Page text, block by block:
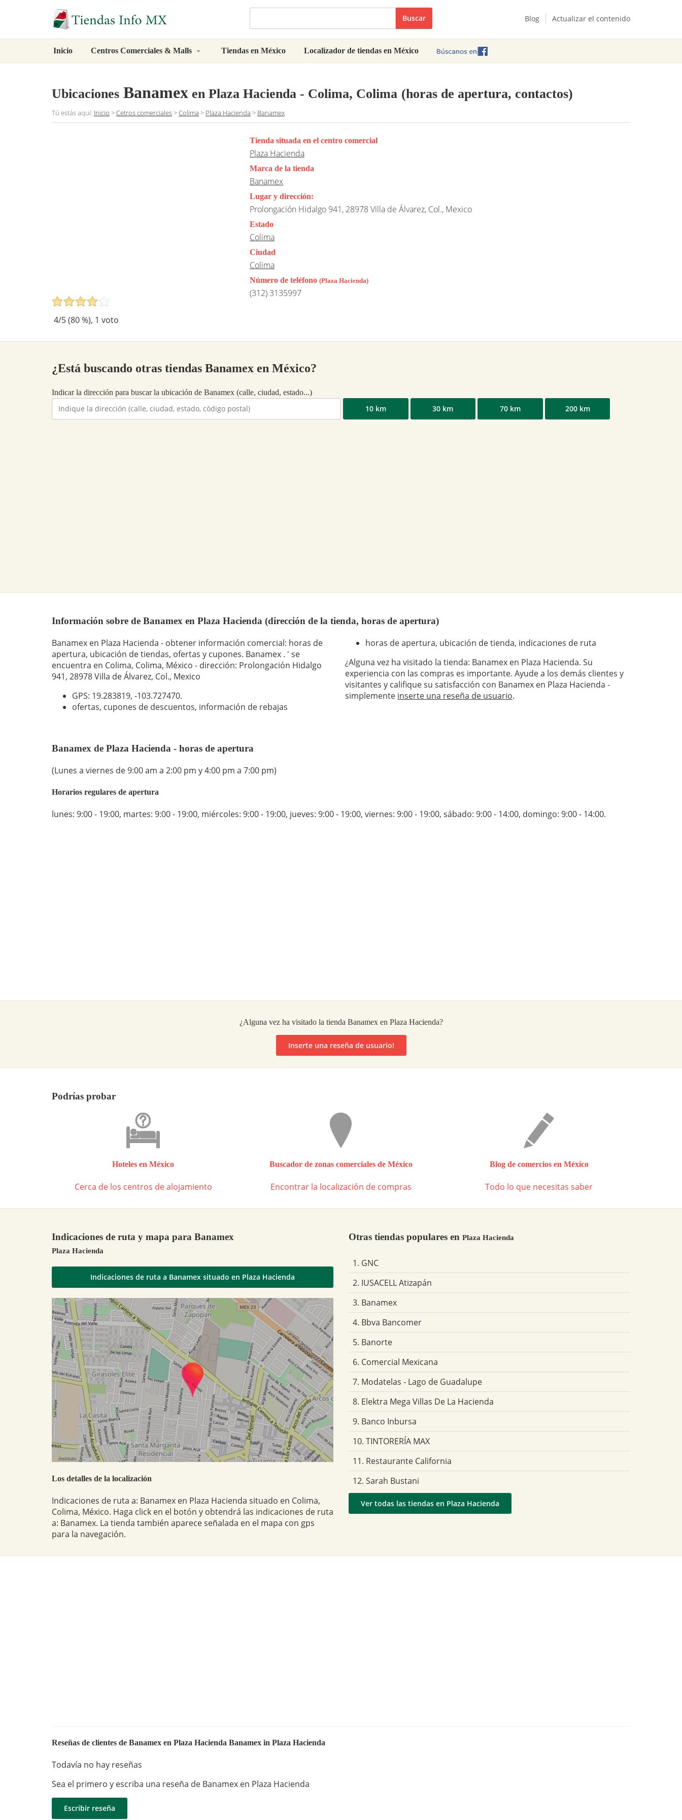
Buscar Blog Actualizar el contenido
Inicio Centros Comerciales & Malls Tiendas en México Localizador de tiendas en México
Ubicaciones Banamex en Plaza Hacienda - Colima, Colima (horas de apertura, contactos)
Tú estás aquí: Inicio >Cetros comerciales>Colima > Plaza Hacienda > Banamex
4/5 (80%), 1 voto
Tienda situada en el centro comercial
Plaza Hacienda
Marca de la tienda
Banamex
Lugar y dirección:
Prolongación Hidalgo 941, 28978 Villa de Álvarez, Col., Mexico
Estado
Colima
Ciudad
Colima
Número de teléfono (Plaza Hacienda)
(312) 3135997
¿Está buscando otras tiendas Banamex en México?
Indicar la dirección para buscar la ubicación de Banamex (calle, ciudad, estado...)
10 km 30 km 70 km 200 km
Información sobre de Banamex en Plaza Hacienda (dirección de la tienda, horas de apertura)
Banamex en Plaza Hacienda - obtener información comercial: horas de
apertura, ubicación de tiendas, ofertas y cupones. Banamex . ' se
encuentra en Colima, Colima, México - dirección: Prolongación Hidalgo
941, 28978 Villa de Álvarez, Col., Mexico
GPS: 19.283819, -103.727470.
ofertas, cupones de descuentos, información de rebajas
horas de apertura, ubicación de tienda, indicaciones de ruta
¿Alguna vez ha visitado la tienda: Banamex en Plaza Hacienda. Su
experiencia con las compras es importante. Ayude a los demás clientes y
visitantes y califique su satisfacción con Banamex en Plaza Hacienda -
simplemente inserte una reseña de usuario.
Banamex de Plaza Hacienda - horas de apertura
(Lunes a viernes de 9:00 am a 2:00 pm y 4:00 pm a 7:00 pm)
Horarios regulares de apertura
lunes: 9:00 - 19:00, martes: 9:00 - 19:00, miércoles: 9:00 - 19:00, jueves: 9:00 - 19:00, viernes: 9:00 - 19:00, sábado: 9:00 - 14:00, domingo: 9:00 - 14:00.
¿Alguna vez ha visitado la tienda Banamex en Plaza Hacienda?
Inserte una reseña de usuario!
Podrías probar
Hoteles en México
Cerca de los centros de alojamiento
Buscador de zonas comerciales de México
Encontrar la localización de compras
Blog de comercios en México
Todo lo que necesitas saber
Indicaciones de ruta y mapa para Banamex
Plaza Hacienda
Indicaciones de ruta a Banamex situado en Plaza Hacienda
Los detalles de la localización
Indicaciones de ruta a: Banamex en Plaza Hacienda situado en Colima,
Colima, México. Haga click en el botón y obtendrá las indicaciones de ruta
a: Banamex. La tienda también aparece señalada en el mapa con gps
para la navegación.
Otras tiendas populares en Plaza Hacienda
1. GNC
2. IUSACELL Atizapán
3. Banamex
4. Bbva Bancomer
5. Banorte
6. Comercial Mexicana
7. Modatelas - Lago de Guadalupe
8. Elektra Mega Villas De La Hacienda
9. Banco Inbursa
10. TINTORERÍA MAX
11. Restaurante California
12. Sarah Bustani
Ver todas las tiendas en Plaza Hacienda
Reseñas de clientes de Banamex en Plaza Hacienda Banamex in Plaza Hacienda
Todavía no hay reseñas
Sea el primero y escriba una reseña de Banamex en Plaza Hacienda
Escribir reseña